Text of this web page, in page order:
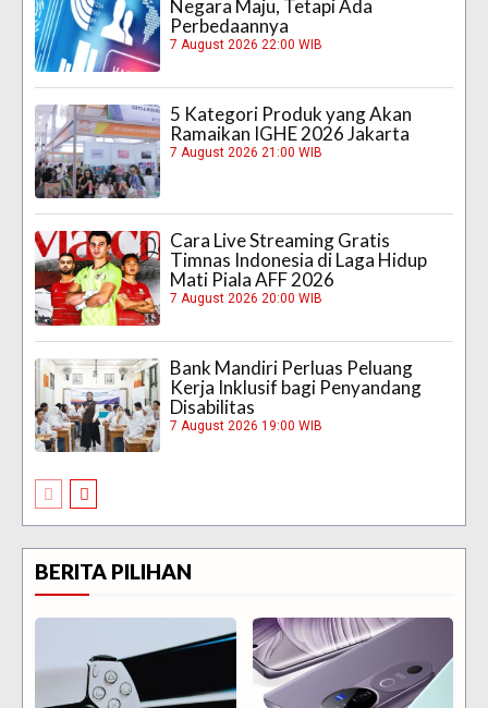
Negara Maju, Tetapi Ada
Perbedaannya
7 August 2026 22:00 WIB
5 Kategori Produk yang Akan
Ramaikan IGHE 2026 Jakarta
7 August 2026 21:00 WIB
Cara Live Streaming Gratis
Timnas Indonesia di Laga Hidup
Mati Piala AFF 2026
7 August 2026 20:00 WIB
Bank Mandiri Perluas Peluang
Kerja Inklusif bagi Penyandang
Disabilitas
7 August 2026 19:00 WIB
BERITA PILIHAN